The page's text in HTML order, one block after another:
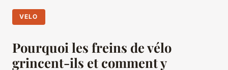
VELO
Pourquoi les freins de vélo
grincent-ils et comment y